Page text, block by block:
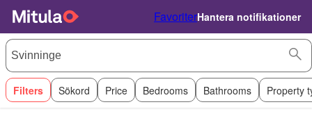
FavoriterHantera notifikationer
Filters Sökord Price Bedrooms Bathrooms Property